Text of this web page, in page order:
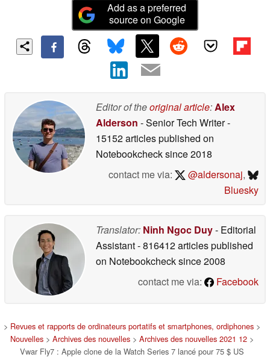
Add as a preferred
source on Google
Editor of theoriginal article:Alex
Alderson - Senior Tech Writer-
15152 articles published on
Notebookchecksince 2018
contact me via:
@aldersonaj,
Bluesky
Translator: Ninh Ngoc Duy- Editorial
Assistant- 816412 articles published
on Notebookchecksince 2008
contact me via:
Facebook
> Revues et rapports de ordinateurs portatifs et smartphones, ordiphones >
Nouvelles > Archives des nouvelles > Archives des nouvelles 2021 12 >
Vwar Fly7 : Apple clone de la Watch Series 7 lancé pour 75 $ US